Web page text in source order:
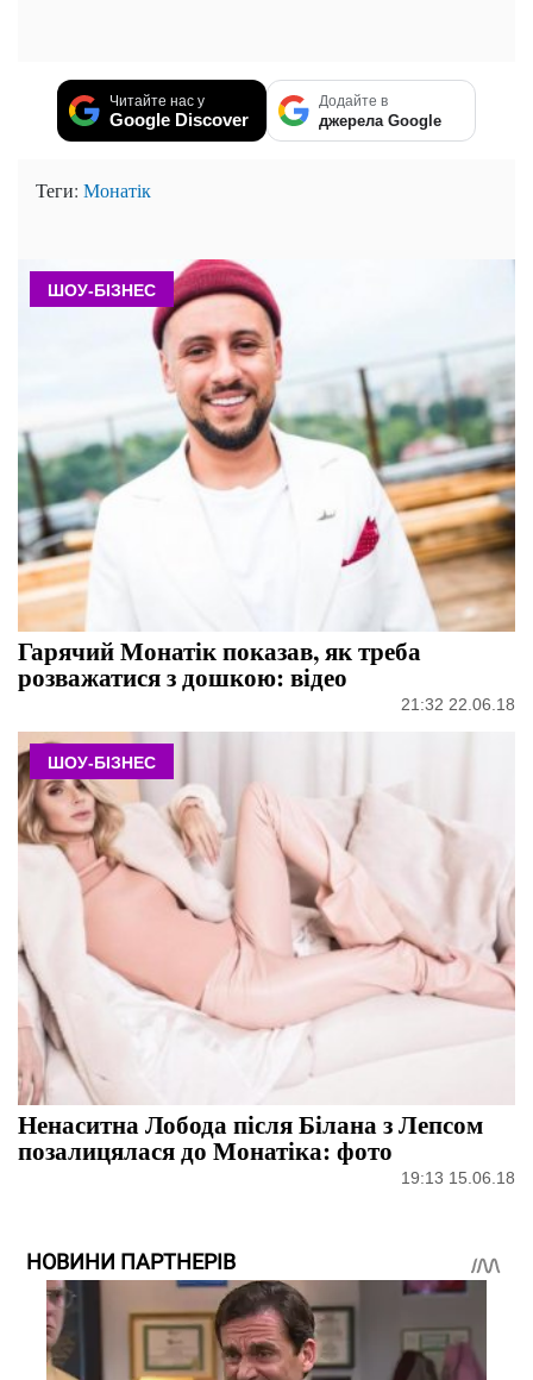
Читайте нас у
Google Discover
Додайте в
джерела Google
Теги: Монатік
ШОУ-БІЗНЕС
Гарячий Монатік показав, як треба
розважатися з дошкою: відео
21:32 22.06.18
ШОУ-БІЗНЕС
Ненаситна Лобода після Білана з Лепсом
позалицялася до Монатіка: фото
19:13 15.06.18
НОВИНИ ПАРТНЕРІВ